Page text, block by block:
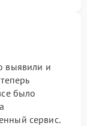
выявили и
было
сервис.